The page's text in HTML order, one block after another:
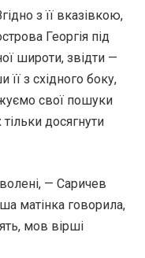
з її вказівкою,
Георгія під
широти, звідти —
з східного боку,
свої пошуки
досягнути
— Саричев
матінка говорила,
мов вірші